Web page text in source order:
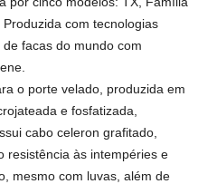
com tecnologias
facas do mundo com
o porte velado, produzida em
e fosfatizada,
cabo celeron grafitado,
resistência às intempéries e
mesmo com luvas, além de